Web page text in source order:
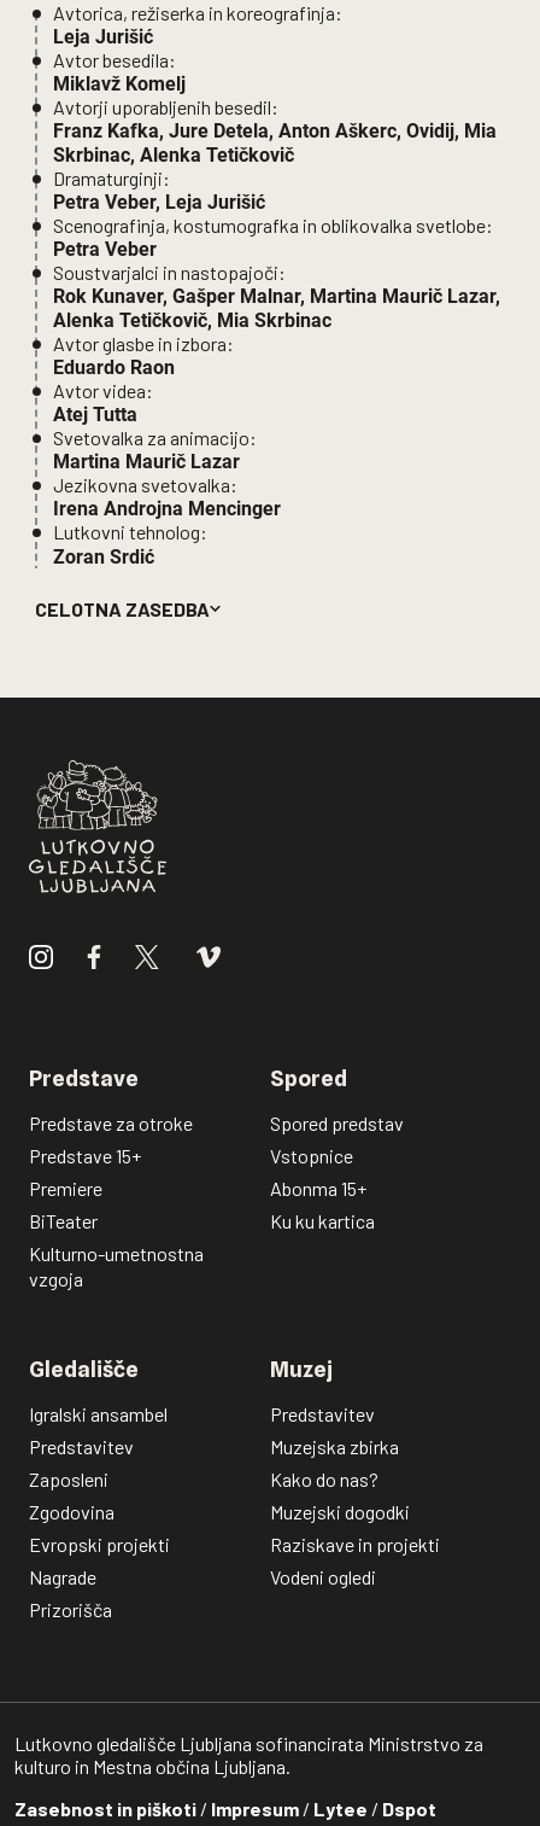
Avtorica, režiserka in koreografinja:
Leja Jurišić
Avtor besedila:
Miklavž Komelj
Avtorji uporabljenih besedil:
Franz Kafka, Jure Detela, Anton Aškerc, Ovidij, Mia
Skrbinac, Alenka Tetičkovič
Dramaturginji:
Petra Veber, Leja Jurišić
Scenografinja, kostumografka in oblikovalka svetlobe:
Petra Veber
Soustvarjalci in nastopajoči:
Rok Kunaver, Gašper Malnar, Martina Maurič Lazar,
Alenka Tetičkovič, Mia Skrbinac
Avtor glasbe in izbora:
Eduardo Raon
Avtor videa:
Atej Tutta
Svetovalka za animacijo:
Martina Maurič Lazar
Jezikovna svetovalka:
Irena Androjna Mencinger
Lutkovni tehnolog:
Zoran Srdić
Damir Radončić
Maša Avsec
Garderoberka:
Nataša Konić
Vodja delavnic:
Zoran Srdić
Izdelava lutk, scene, rekvizitov in kostumov:
David Klemenčič, Olga Milić, Sandra Birjukov, Lorena
Valjavec
CELOTNA ZASEDBA
Predstave
Predstave za otroke
Predstave 15+
Premiere
BiTeater
Kulturno-umetnostna
vzgoja
Spored
Spored predstav
Vstopnice
Abonma 15+
Ku ku kartica
Gledališče
Igralski ansambel
Predstavitev
Zaposleni
Zgodovina
Evropski projekti
Nagrade
Prizorišča
Muzej
Predstavitev
Muzejska zbirka
Kako do nas?
Muzejski dogodki
Raziskave in projekti
Vodeni ogledi
Lutkovno gledališče Ljubljana sofinancirata Ministrstvo za
kulturo in Mestna občina Ljubljana.
Zasebnost in piškoti / Impresum / Lytee / Dspot